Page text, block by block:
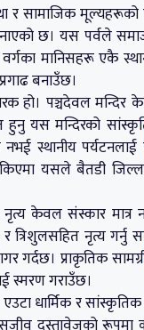
र सामाजिक मूल्यहरूको
छ। यस पर्वले
मानिसहरू एकै
बनाउँछ।
हो। पञ्चदेवल मन्दिर
हुनु यस मन्दिरको
स्थानीय पर्यटनलाई
सकिएमा यसले बैतडी
र नृत्य केवल संस्कार मात्र
र त्रिशुलसहित नृत्य गर्नु
गर्दछ। प्राकृतिक
स्मरण गराउँछ।
धार्मिक र सांस्कृतिक